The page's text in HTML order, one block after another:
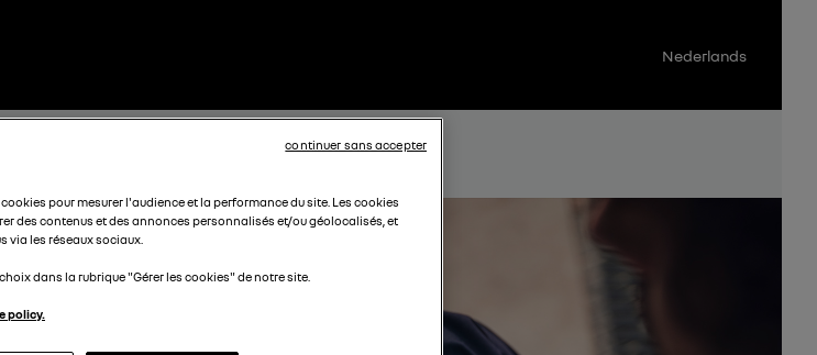
Nederlands
pour mesurer l'audience et la performance du site. Les cookies
des contenus et des annonces personnalisés et/ou géolocalisés, et
via les réseaux sociaux.
dans la rubrique "Gérer les cookies" de notre site.
policy.
continuer sans accepter